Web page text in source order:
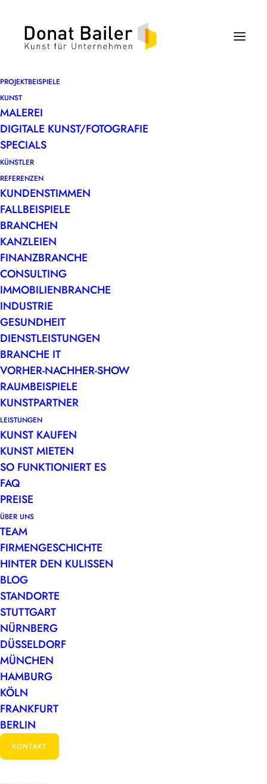
PROJEKTBEISPIELE
KUNST
MALEREI
DIGITALE KUNST/FOTOGRAFIE
SPECIALS
KÜNSTLER
REFERENZEN
KUNDENSTIMMEN
FALLBEISPIELE
BRANCHEN
KANZLEIEN
FINANZBRANCHE
CONSULTING
IMMOBILIENBRANCHE
INDUSTRIE
GESUNDHEIT
DIENSTLEISTUNGEN
BRANCHE IT
VORHER-NACHHER-SHOW
RAUMBEISPIELE
KUNSTPARTNER
LEISTUNGEN
KUNST KAUFEN
KUNST MIETEN
SO FUNKTIONIERT ES
FAQ
PREISE
ÜBER UNS
TEAM
FIRMENGESCHICHTE
HINTER DEN KULISSEN
BLOG
STANDORTE
STUTTGART
NÜRNBERG
DÜSSELDORF
MÜNCHEN
HAMBURG
KÖLN
FRANKFURT
BERLIN
KONTAKT
Zwischen Abstraktion und
Realität
Zwischen Abstraktion und
RealitätAbstrakte und
gegenständliche Kunst im BüroEin…
… über die Wirkung von
Farbe auf die Tätigkeit mit
Worten
die Tätigkeit mit WortenEin Beitrag
by Bettina Deininger